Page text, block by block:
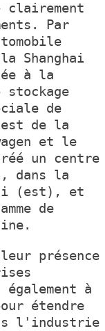
clairement
Par
Shanghai
à la
de
de la
et le
un centre
dans la
(est), et
de
présence
à
étendre
l'industrie